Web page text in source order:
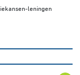
leningen